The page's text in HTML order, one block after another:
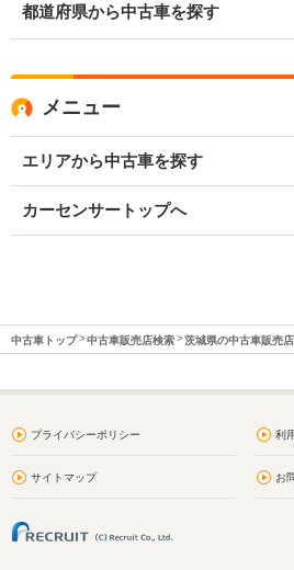
都道府県から中古車を探す
メニュー
エリアから中古車を探す
カーセンサートップへ
中古車トップ 中古車販売店検索 茨城県の中古車販売店
プライバシーポリシー 利
サイトマップ お